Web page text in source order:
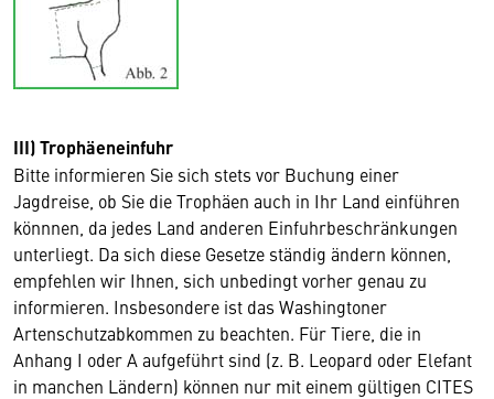
III) Trophäeneinfuhr
Bitte informieren Sie sich stets vor Buchung einer
Jagdreise, ob Sie die Trophäen auch in Ihr Land einführen
könnnen, da jedes Land anderen Einfuhrbeschränkungen
unterliegt. Da sich diese Gesetze ständig ändern können,
empfehlen wir Ihnen, sich unbedingt vorher genau zu
informieren. Insbesondere ist das Washingtoner
Artenschutzabkommen zu beachten. Für Tiere, die in
Anhang I oder A aufgeführt sind (z. B. Leopard oder Elefant
in manchen Ländern) können nur mit einem gültigen CITES